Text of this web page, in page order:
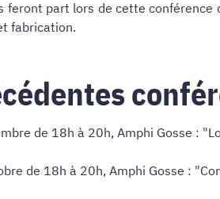
feront part lors de cette
fabrication.
de 18h à 20h, Amphi Gosse :
de 18h à 20h, Amphi Gosse :